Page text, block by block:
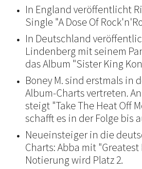
In England veröffentlicht
Single "A Dose Of
In Deutschland
Lindenberg mit seinem
das Album "Sister King
Boney M. sind erstmals in
Album-Charts vertreten.
steigt "Take The Heat Off
schafft es in der Folge bis
Neueinsteiger in die
Charts: Abba mit "Greatest
Notierung wird Platz 2.